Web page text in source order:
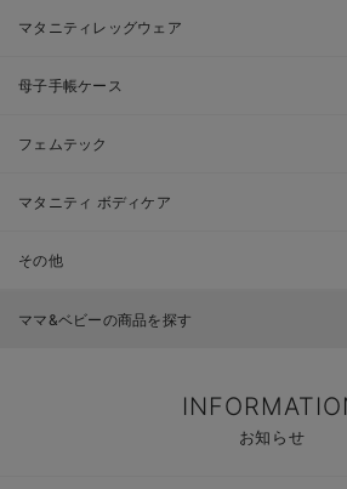
マタニティレッグウェア
母子手帳ケース
フェムテック
マタニティ ボディケア
その他
ママ&ベビーの商品を探す
お知らせ